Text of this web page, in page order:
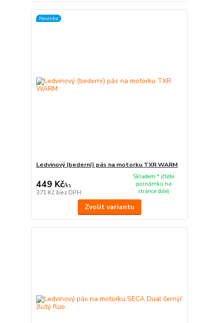
Novinka
Ledvinový (bederní) pás na motorku TXR WARM
449 Kč/ks
371 Kč bez DPH
Skladem * (čtěte
poznámku na
stránce dole)
Zvolit variantu